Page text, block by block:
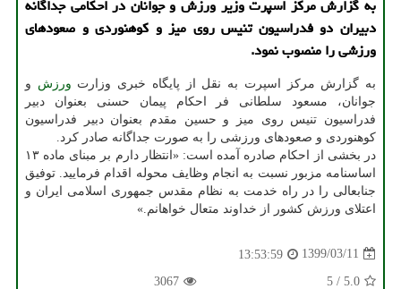
به گزارش مركز اسپرت وزیر ورزش و جوانان در احكامی جداگانه
دبیران دو فدراسیون تنیس روی میز و كوهنوردی و صعودهای
ورزشی را منصوب نمود.
به گزارش مرکز اسپرت به نقل از پایگاه خبری وزارت ورزش و
جوانان، مسعود سلطانی فر احکام پیمان حسنی بعنوان دبیر
فدراسیون تنیس روی میز و حسین مقدم بعنوان دبیر فدراسیون
کوهنوردی و صعودهای ورزشی را به صورت جداگانه صادر کرد.
در بخشی از احکام صادره آمده است: «انتظار دارم بر مبنای ماده ۱۳
اساسنامه مزبور نسبت به انجام وظایف محوله اقدام فرمایید. توفیق
جنابعالی را در راه خدمت به نظام مقدس جمهوری اسلامی ایران و
اعتلای ورزش کشور از خداوند متعال خواهانم.»
1399/03/11
13:53:59
5.0
/
5
3067